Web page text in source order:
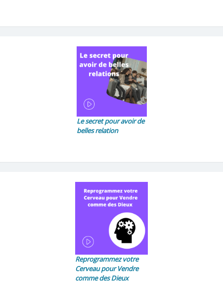
Le secret pour avoir de
belles relation
Reprogrammez votre
Cerveau pour Vendre
comme des Dieux